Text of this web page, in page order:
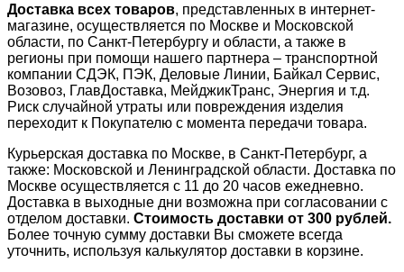
Доставка всех товаров, представленных в интернет-
магазине, осуществляется по Москве и Московской
области, по Санкт-Петербургу и области, а также в
регионы при помощи нашего партнера – транспортной
компании СДЭК, ПЭК, Деловые Линии, Байкал Сервис,
Возовоз, ГлавДоставка, МейджикТранс, Энергия и т.д.
Риск случайной утраты или повреждения изделия
переходит к Покупателю с момента передачи товара.
Курьерская доставка по Москве, в Санкт-Петербург, а
также: Московской и Ленинградской области. Доставка по
Москве осуществляется с 11 до 20 часов ежедневно.
Доставка в выходные дни возможна при согласовании с
отделом доставки. Стоимость доставки от 300 рублей.
Более точную сумму доставки Вы сможете всегда
уточнить, используя калькулятор доставки в корзине.